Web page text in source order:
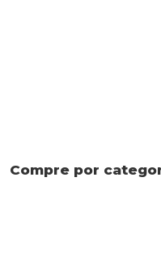
Compre por